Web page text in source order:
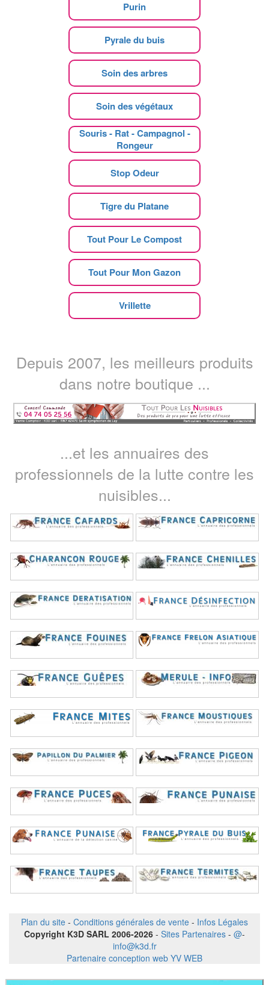
Purin
Pyrale du buis
Soin des arbres
Soin des végétaux
Souris - Rat - Campagnol -
Rongeur
Stop Odeur
Tigre du Platane
Tout Pour Le Compost
Tout Pour Mon Gazon
Vrillette
Depuis 2007, les meilleurs produits
dans notre boutique ...
...et les annuaires des
professionnels de la lutte contre les
nuisibles...
Plan du site - Conditions générales de vente - Infos Légales
Copyright K3D SARL 2006-2026 - Sites Partenaires - @-
info@k3d.fr
Partenaire conception web YV WEB